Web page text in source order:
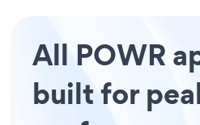
All POWR
built for